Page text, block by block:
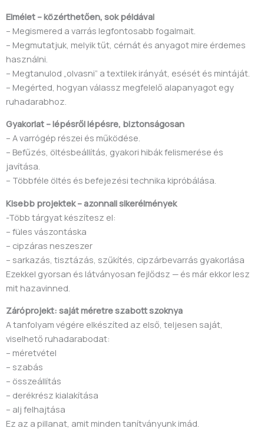
Elmélet – közérthetően, sok példával
– Megismered a varrás legfontosabb fogalmait.
– Megmutatjuk, melyik tűt, cérnát és anyagot mire érdemes
használni.
– Megtanulod „olvasni” a textilek irányát, esését és mintáját.
– Megérted, hogyan válassz megfelelő alapanyagot egy
ruhadarabhoz.
Gyakorlat – lépésről lépésre, biztonságosan
– A varrógép részei és működése.
– Befűzés, öltésbeállítás, gyakori hibák felismerése és
javítása.
– Többféle öltés és befejezési technika kipróbálása.
Kisebb projektek – azonnali sikerélmények
-Több tárgyat készítesz el:
– füles vászontáska
– cipzáras neszeszer
– sarkazás, tisztázás, szűkítés, cipzárbevarrás gyakorlása
Ezekkel gyorsan és látványosan fejlődsz — és már ekkor lesz
mit hazavinned.
Záróprojekt: saját méretre szabott szoknya
A tanfolyam végére elkészíted az első, teljesen saját,
viselhető ruhadarabodat:
– méretvétel
– szabás
– összeállítás
– derékrész kialakítása
– alj felhajtása
Ez az a pillanat, amit minden tanítványunk imád.